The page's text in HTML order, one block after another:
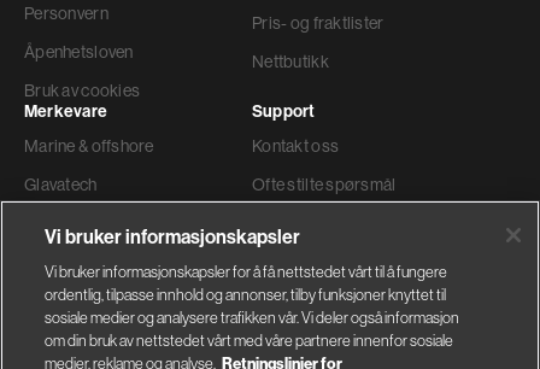
Personvern
Åpenhetsloven
Bruk av cookies
Pris- og fraktlister
Nettbutikk
Merkevare
Marine & offshore
Glavatech
Weber
Support
Kontakt oss
Ofte stilte spørsmål
Ordre og levering
Faktura adresse
Vi bruker informasjonskapsler
Vi bruker informasjonskapsler for å få nettstedet vårt til å fungere
ordentlig, tilpasse innhold og annonser, tilby funksjoner knyttet til
sosiale medier og analysere trafikken vår. Vi deler også informasjon
om din bruk av nettstedet vårt med våre partnere innenfor sosiale
medier, reklame og analyse. Retningslinjer for